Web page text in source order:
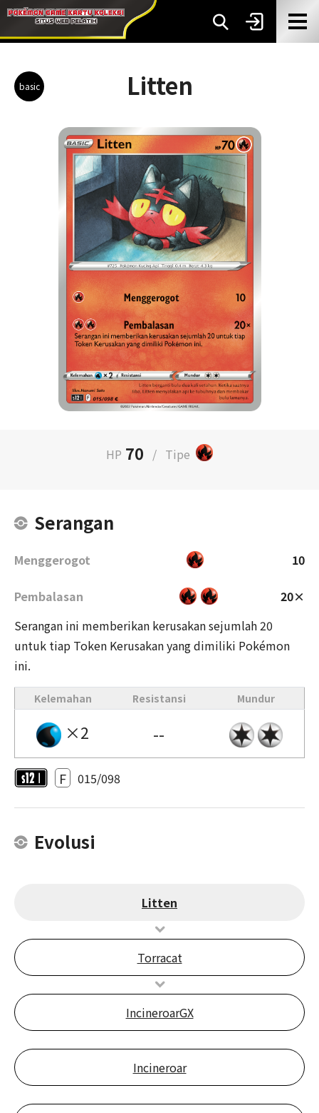
basic Litten
HP 70 / Tipe
Serangan
Menggerogot 10
Pembalasan
20×
Serangan ini memberikan kerusakan sejumlah 20
untuk tiap Token Kerusakan yang dimiliki Pokémon
ini.
Kelemahan Resistansi Mundur
×2 --
F 015/098
Evolusi
Litten
Torracat
IncineroarGX
Incineroar